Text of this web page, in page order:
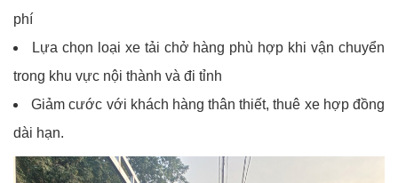
phí
Lựa chọn loại xe tải chở hàng phù hợp khi vận chuyển
trong khu vực nội thành và đi tỉnh
Giảm cước với khách hàng thân thiết, thuê xe hợp đồng
dài hạn.